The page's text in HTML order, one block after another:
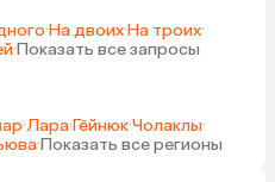
·На двоих·На троих·
·Показать все запросы
·Лара·Гёйнюк·Чолаклы·
·Показать все регионы